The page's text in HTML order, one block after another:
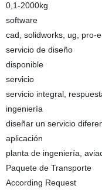
0,1-2000kg
software
cad, solidworks, ug, pro-e
servicio de diseño
disponible
servicio
servicio integral,
ingeniería
diseñar un servicio
aplicación
planta de ingeniería,
Paquete de Transporte
According Request